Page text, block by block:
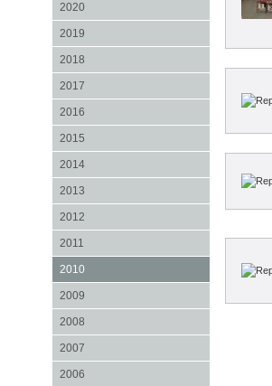
2020
2019
2018
2017
2016
2015
2014
2013
2012
2011
2010
2009
2008
2007
2006